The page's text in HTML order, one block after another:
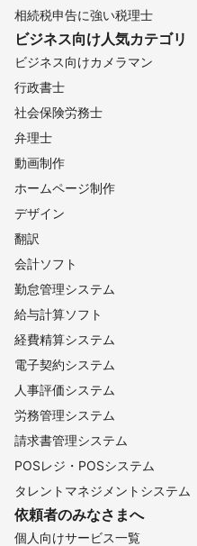
相続税申告に強い税理士
ビジネス向け人気カテゴリ
ビジネス向けカメラマン
行政書士
社会保険労務士
弁理士
動画制作
ホームページ制作
デザイン
翻訳
会計ソフト
勤怠管理システム
給与計算ソフト
経費精算システム
電子契約システム
人事評価システム
労務管理システム
請求書管理システム
POSレジ・POSシステム
タレントマネジメントシステム
依頼者のみなさまへ
個人向けサービス一覧